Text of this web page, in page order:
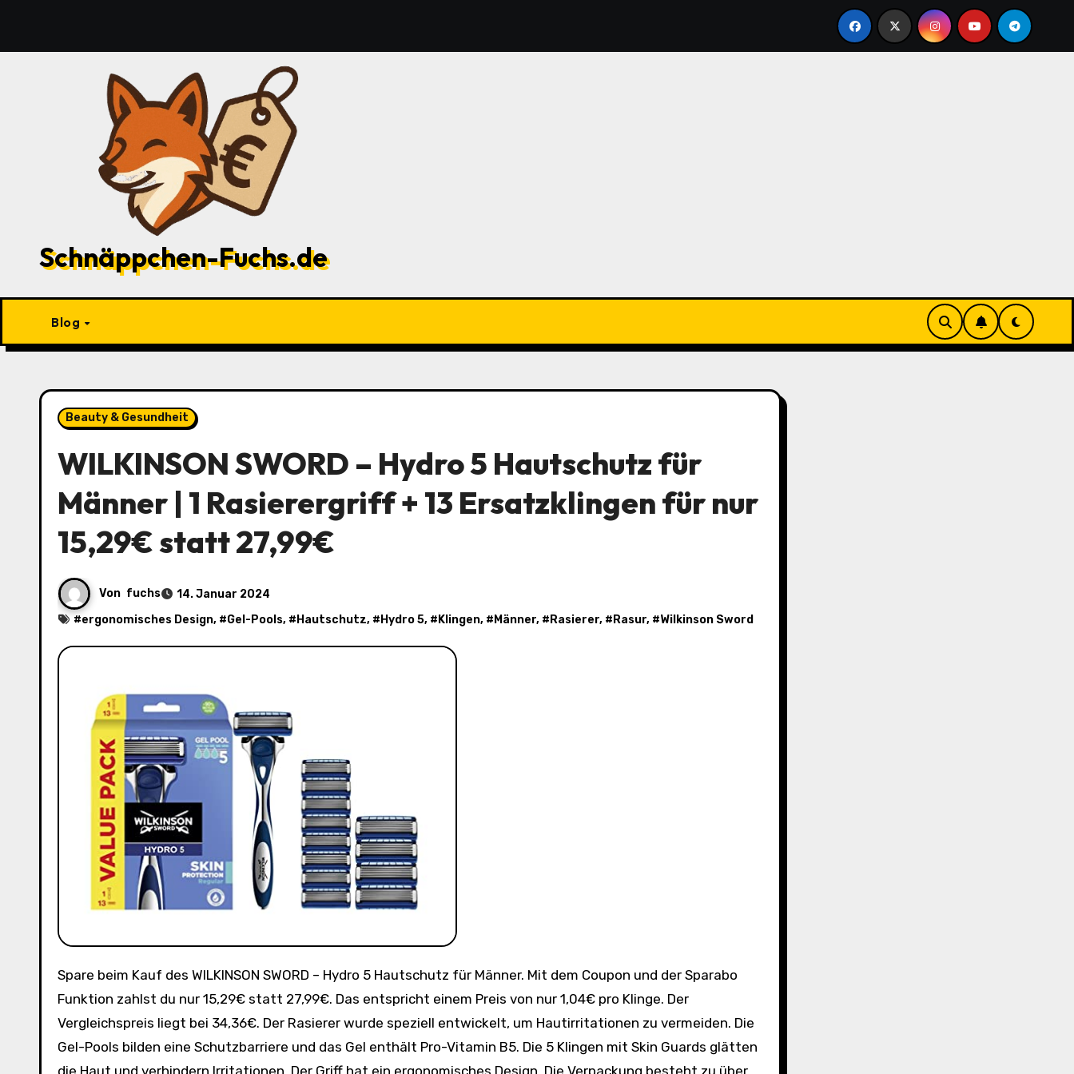
springen
Schnäppchen-Fuchs.de
Blog
Beauty & Gesundheit
WILKINSON SWORD – Hydro 5 Hautschutz für
Männer | 1 Rasierergriff + 13 Ersatzklingen für nur
15,29€ statt 27,99€
Von fuchs
14. Januar 2024
#ergonomisches Design, #Gel-Pools, # Hautschutz, # Hydro 5, # Klingen, # Männer, # Rasierer, # Rasur, #Wilkinson Sword
Spare beim Kauf des WILKINSON SWORD – Hydro 5 Hautschutz für Männer. Mit dem Coupon und der Sparabo
Funktion zahlst du nur 15,29€ statt 27,99€. Das entspricht einem Preis von nur 1,04€ pro Klinge. Der
Vergleichspreis liegt bei 34,36€. Der Rasierer wurde speziell entwickelt, um Hautirritationen zu vermeiden. Die
Gel-Pools bilden eine Schutzbarriere und das Gel enthält Pro-Vitamin B5. Die 5 Klingen mit Skin Guards glätten